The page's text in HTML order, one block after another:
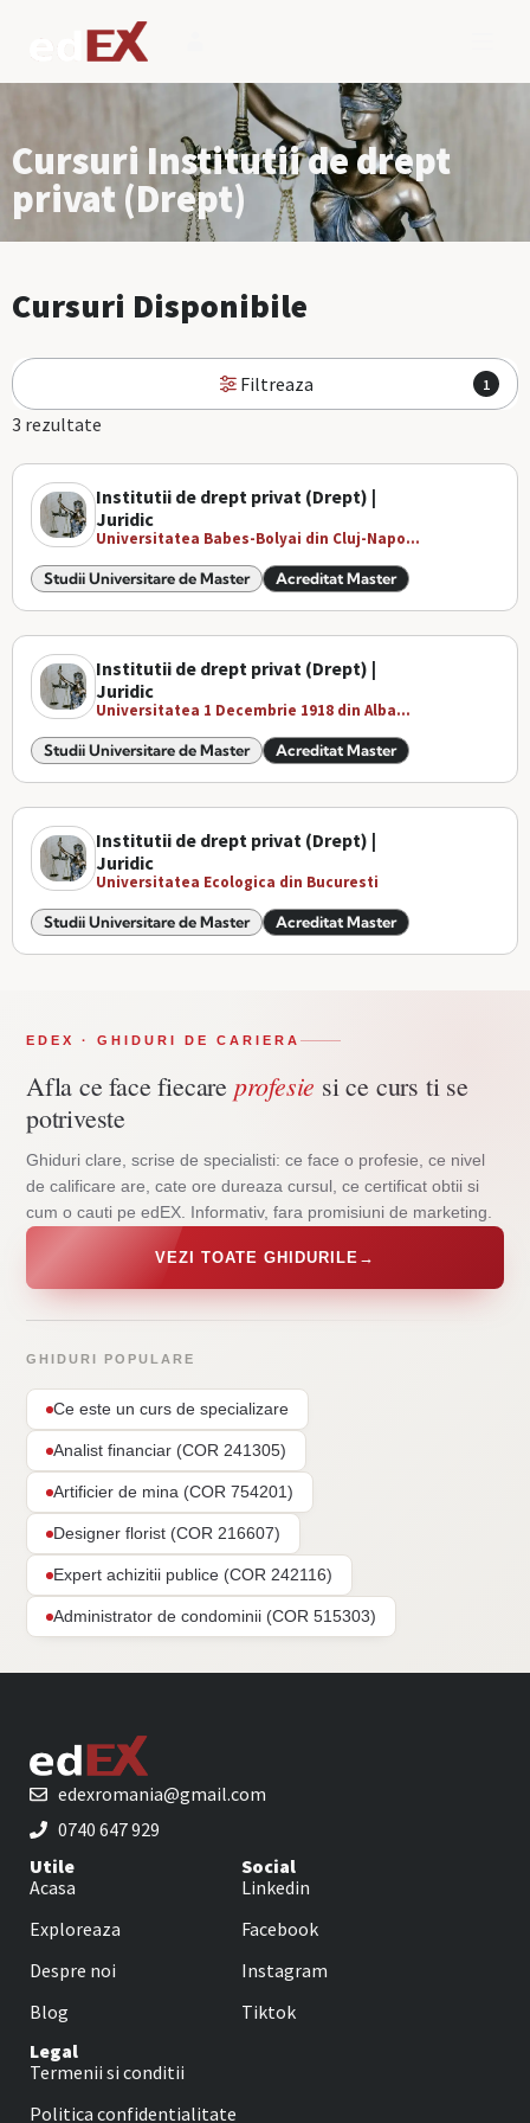
Cursuri Institutii de drept
privat (Drept)
Cursuri Disponibile
Filtreaza 1
3 rezultate
Institutii de drept privat (Drept) |
Juridic
Universitatea Babes-Bolyai din Cluj-Napo...
Studii Universitare de Master Acreditat Master
Institutii de drept privat (Drept) |
Juridic
Universitatea 1 Decembrie 1918 din Alba...
Studii Universitare de Master Acreditat Master
Institutii de drept privat (Drept) |
Juridic
Universitatea Ecologica din Bucuresti
Studii Universitare de Master Acreditat Master
EDEX · GHIDURI DE CARIERA
Afla ce face fiecare profesie si ce curs ti se
potriveste
Ghiduri clare, scrise de specialisti: ce face o profesie, ce nivel
de calificare are, cate ore dureaza cursul, ce certificat obtii si
cum o cauti pe edEX. Informativ, fara promisiuni de marketing.
VEZI TOATE GHIDURILE →
GHIDURI POPULARE
Ce este un curs de specializare
Analist financiar (COR 241305)
Artificier de mina (COR 754201)
Designer florist (COR 216607)
Expert achizitii publice (COR 242116)
Administrator de condominii (COR 515303)
edexromania@gmail.com
0740 647 929
Utile
Acasa
Exploreaza
Despre noi
Blog
Social
Linkedin
Facebook
Instagram
Tiktok
Legal
Termenii si conditii
Politica confidentialitate